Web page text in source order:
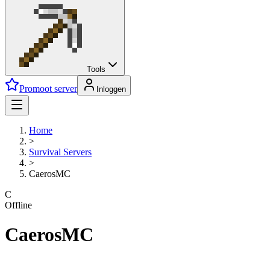
Tools
Promoot server Inloggen
Home
>
Survival Servers
>
CaerosMC
C
Offline
CaerosMC